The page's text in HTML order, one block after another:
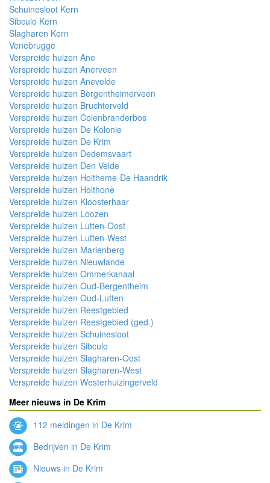
Schuinesloot Kern
Sibculo Kern
Slagharen Kern
Venebrugge
Verspreide huizen Ane
Verspreide huizen Anerveen
Verspreide huizen Anevelde
Verspreide huizen Bergentheimerveen
Verspreide huizen Bruchterveld
Verspreide huizen Colenbranderbos
Verspreide huizen De Kolonie
Verspreide huizen De Krim
Verspreide huizen Dedemsvaart
Verspreide huizen Den Velde
Verspreide huizen Holtheme-De Haandrik
Verspreide huizen Holthone
Verspreide huizen Kloosterhaar
Verspreide huizen Loozen
Verspreide huizen Lutten-Oost
Verspreide huizen Lutten-West
Verspreide huizen Marienberg
Verspreide huizen Nieuwlande
Verspreide huizen Ommerkanaal
Verspreide huizen Oud-Bergentheim
Verspreide huizen Oud-Lutten
Verspreide huizen Reestgebied
Verspreide huizen Reestgebied (ged.)
Verspreide huizen Schuinesloot
Verspreide huizen Sibculo
Verspreide huizen Slagharen-Oost
Verspreide huizen Slagharen-West
Verspreide huizen Westerhuizingerveld
Meer nieuws in De Krim
112 meldingen in De Krim
Bedrijven in De Krim
Nieuws in De Krim